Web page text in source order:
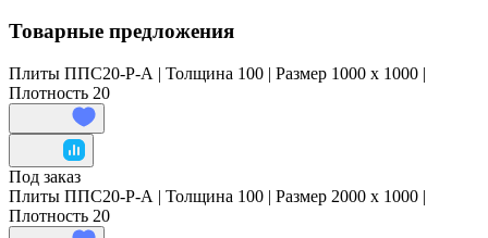
Товарные предложения
Плиты ППС20-Р-А | Толщина 100 | Размер 1000 x 1000 |
Плотность 20
Под заказ
Плиты ППС20-Р-А | Толщина 100 | Размер 2000 x 1000 |
Плотность 20